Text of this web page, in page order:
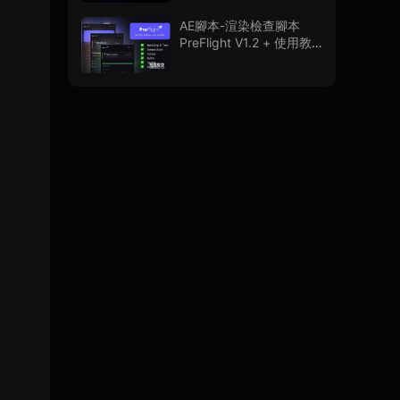
AE腳本-渲染檢查腳本
PreFlight V1.2 + 使用教